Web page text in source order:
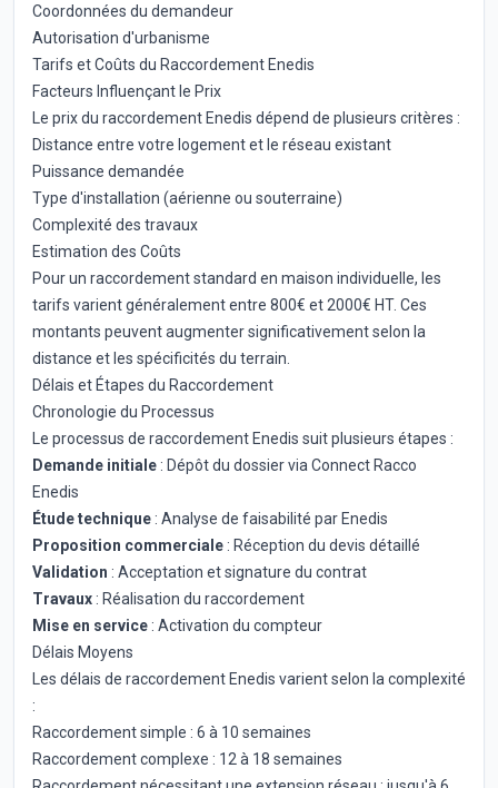
Coordonnées du demandeur
Autorisation d'urbanisme
Tarifs et Coûts du Raccordement Enedis
Facteurs Influençant le Prix
Le prix du raccordement Enedis dépend de plusieurs critères :
Distance entre votre logement et le réseau existant
Puissance demandée
Type d'installation (aérienne ou souterraine)
Complexité des travaux
Estimation des Coûts
Pour un raccordement standard en maison individuelle, les
tarifs varient généralement entre 800€ et 2000€ HT. Ces
montants peuvent augmenter significativement selon la
distance et les spécificités du terrain.
Délais et Étapes du Raccordement
Chronologie du Processus
Le processus de raccordement Enedis suit plusieurs étapes :
Demande initiale : Dépôt du dossier via Connect Racco
Enedis
Étude technique : Analyse de faisabilité par Enedis
Proposition commerciale : Réception du devis détaillé
Validation : Acceptation et signature du contrat
Travaux : Réalisation du raccordement
Mise en service : Activation du compteur
Délais Moyens
Les délais de raccordement Enedis varient selon la complexité
:
Raccordement simple : 6 à 10 semaines
Raccordement complexe : 12 à 18 semaines